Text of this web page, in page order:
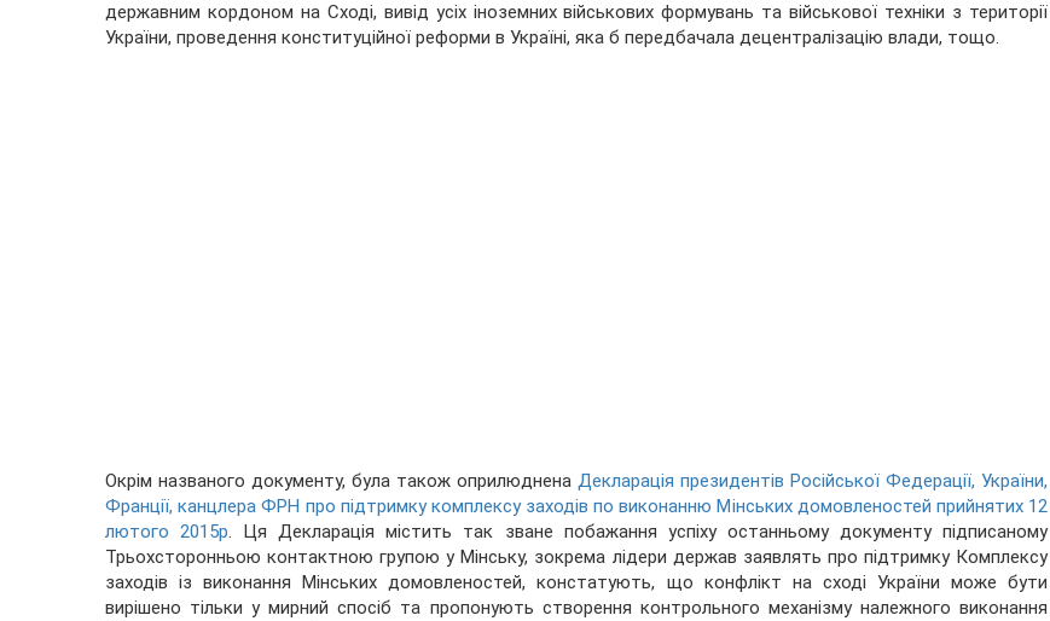
державним кордоном на Сході, вивід усіх іноземних військових формувань та військової техніки з території
України, проведення конституційної реформи в Україні, яка б передбачала децентралізацію влади, тощо.
Окрім названого документу, була також оприлюднена Декларація президентів Російської Федерації, України,
Франції, канцлера ФРН про підтримку комплексу заходів по виконанню Мінських домовленостей прийнятих 12
лютого 2015р. Ця Декларація містить так зване побажання успіху останньому документу підписаному
Трьохсторонньою контактною групою у Мінську, зокрема лідери держав заявлять про підтримку Комплексу
заходів із виконання Мінських домовленостей, констатують, що конфлікт на сході України може бути
вирішено тільки у мирний спосіб та пропонують створення контрольного механізму належного виконання